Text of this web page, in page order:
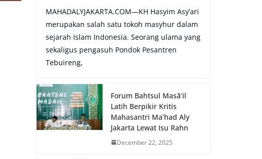
MAHADALYJAKARTA.COM—KH Hasyim Asy’ari
merupakan salah satu tokoh masyhur dalam
sejarah Islam Indonesia. Seorang ulama yang
sekaligus pengasuh Pondok Pesantren
Tebuireng,
Forum Bahtsul Masā’il
Latih Berpikir Kritis
Mahasantri Ma’had Aly
Jakarta Lewat Isu Rahn
December 22, 2025